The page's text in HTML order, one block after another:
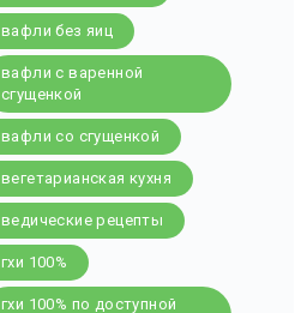
вафли без яиц
вафли с варенной
сгущенкой
вафли со сгущенкой
вегетарианская кухня
ведические рецепты
гхи 100%
гхи 100% по доступной